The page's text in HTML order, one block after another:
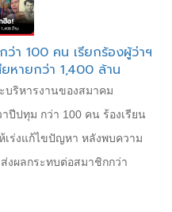
ว่า 100 คน เรียกร้องผู้ว่าฯ
หายกว่า 1,400 ล้าน
บริหารงานของสมาคม
ปีปทุม กว่า 100 คน ร้องเรียน
ร่งแก้ไขปัญหา หลังพบความ
งผลกระทบต่อสมาชิกกว่า